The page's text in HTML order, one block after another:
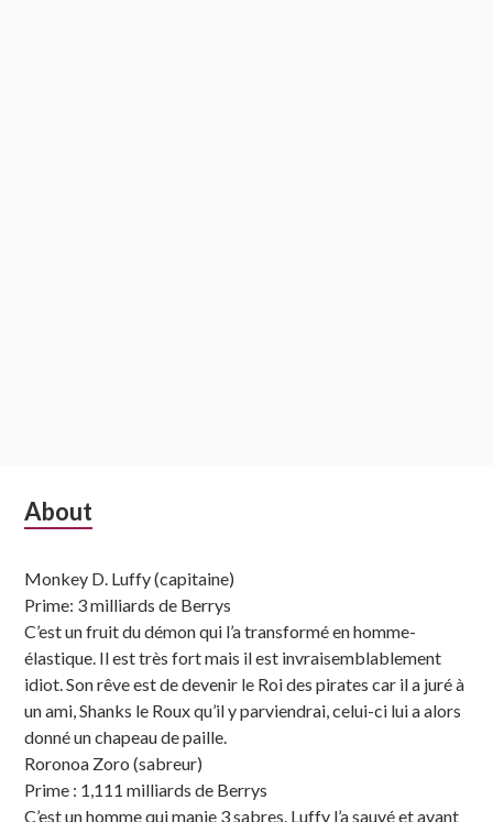
Subsidiary
About
Monkey D. Luffy (capitaine)
Prime: 3 milliards de Berrys
C’est un fruit du démon qui l’a transformé en homme-
élastique. Il est très fort mais il est invraisemblablement
idiot. Son rêve est de devenir le Roi des pirates car il a juré à
un ami, Shanks le Roux qu’il y parviendrai, celui-ci lui a alors
donné un chapeau de paille.
Roronoa Zoro (sabreur)
Prime : 1,111 milliards de Berrys
C’est un homme qui manie 3 sabres. Luffy l’a sauvé et avant